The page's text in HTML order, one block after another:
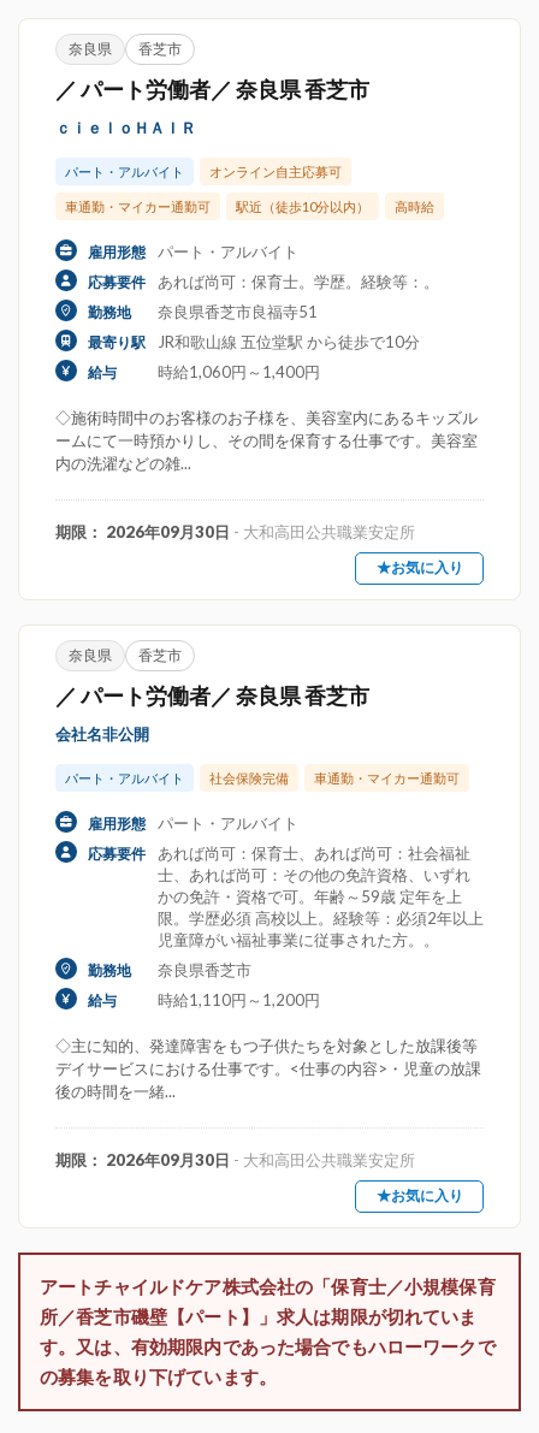
奈良県 香芝市
／ パート労働者／ 奈良県 香芝市
ｃｉｅｌｏＨＡＩＲ
パート・アルバイト オンライン自主応募可
車通勤・マイカー通勤可 駅近（徒歩10分以内） 高時給
雇用形態 パート・アルバイト
応募要件 あれば尚可：保育士。学歴。経験等：。
勤務地 奈良県香芝市良福寺51
最寄り駅 JR和歌山線 五位堂駅 から徒歩で10分
給与 時給1,060円～1,400円
◇施術時間中のお客様のお子様を、美容室内にあるキッズル
ームにて一時預かりし、その間を保育する仕事です。美容室
内の洗濯などの雑...
期限： 2026年09月30日 - 大和高田公共職業安定所
★お気に入り
奈良県 香芝市
／ パート労働者／ 奈良県 香芝市
会社名非公開
パート・アルバイト 社会保険完備 車通勤・マイカー通勤可
雇用形態 パート・アルバイト
応募要件
あれば尚可：保育士、あれば尚可：社会福祉
士、あれば尚可：その他の免許資格、いずれ
かの免許・資格で可。年齢～59歳 定年を上
限。学歴必須 高校以上。経験等：必須2年以上
児童障がい福祉事業に従事された方。。
勤務地 奈良県香芝市
給与 時給1,110円～1,200円
◇主に知的、発達障害をもつ子供たちを対象とした放課後等
デイサービスにおける仕事です。<仕事の内容>・児童の放課
後の時間を一緒...
期限： 2026年09月30日 - 大和高田公共職業安定所
★お気に入り
アートチャイルドケア株式会社の「保育士／小規模保育
所／香芝市磯壁【パート】」求人は期限が切れていま
す。又は、有効期限内であった場合でもハローワークで
の募集を取り下げています。